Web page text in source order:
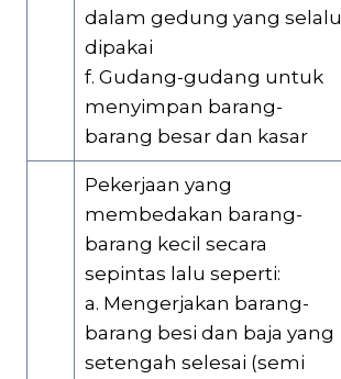
dalam gedung yang selalu
dipakai
f. Gudang-gudang untuk
menyimpan barang-
barang besar dan kasar
Pekerjaan yang
membedakan barang-
barang kecil secara
sepintas lalu seperti:
a. Mengerjakan barang-
barang besi dan baja yang
setengah selesai (semi